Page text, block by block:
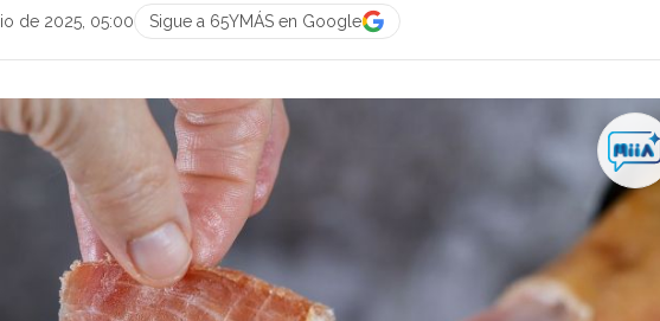
de 2025, 05:00 Sigue a 65YMÁS en Google